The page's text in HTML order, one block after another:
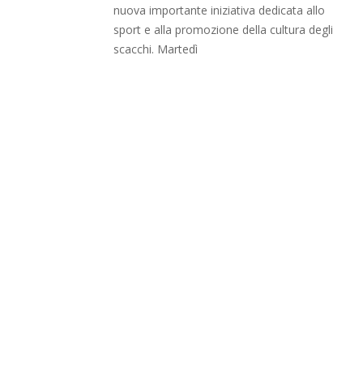
nuova importante iniziativa dedicata allo
sport e alla promozione della cultura degli
scacchi. Martedì